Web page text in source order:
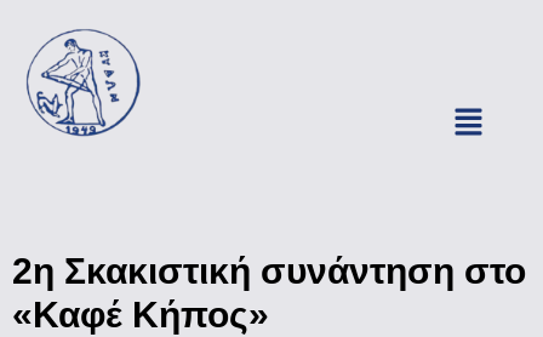
2η Σκακιστική συνάντηση στο
«Καφέ Κήπος»